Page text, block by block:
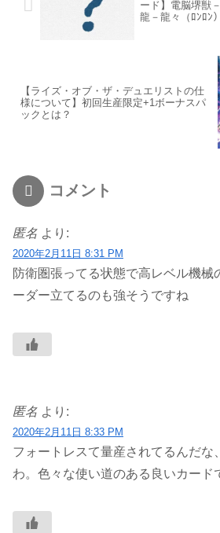
ード】電脳堺獣
龍－龍々（ﾛﾝﾛﾝ
【ライズ・オブ・ザ・デュエリストの仕
様について】初回生産限定+1ボーナスパ
ックとは？
コメント
匿名 より:
2020年2月11日 8:31 PM
防衛圏張ってる状態で高レベル機械
ーダー立てるのも強そうですね
匿名 より:
2020年2月11日 8:33 PM
フォートレスて量産されてるんだな
わ。色々な使い道のある良いカード